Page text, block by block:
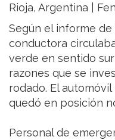
Rioja, Argentina |
Según el informe de
conductora
verde en sentido
razones que se
rodado. El
quedó en posición
Personal de